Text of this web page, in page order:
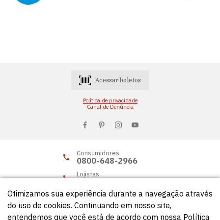
Acessar boletos
Política de privacidade
Canal de Denúncia
Consumidores
0800-648-2966
Lojistas
Otimizamos sua experiência durante a navegação através
do uso de cookies. Continuando em nosso site,
entendemos que você está de acordo com nossa Política